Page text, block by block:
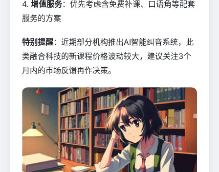
4. 增值服务：优先考虑含免费补课、口语角等配套
服务的方案
特别提醒：近期部分机构推出AI智能纠音系统，此
类融合科技的新课程价格波动较大，建议关注3个
月内的市场反馈再作决策。